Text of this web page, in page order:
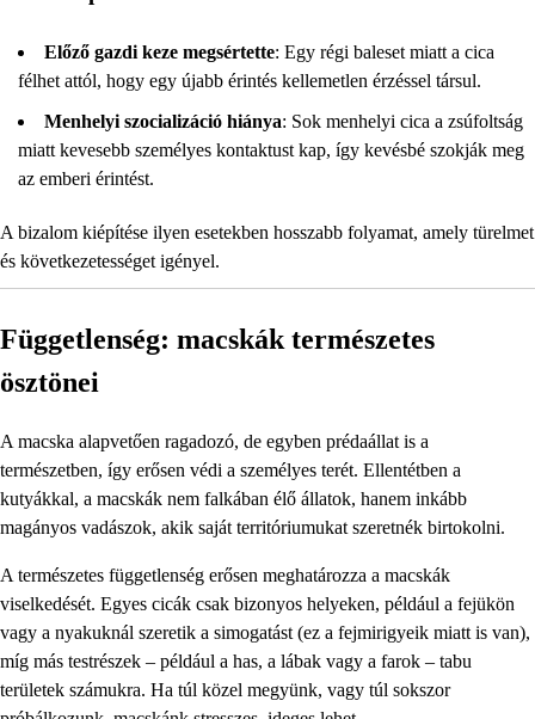
Előző gazdi keze megsértette: Egy régi baleset miatt a cica
félhet attól, hogy egy újabb érintés kellemetlen érzéssel társul.
Menhelyi szocializáció hiánya: Sok menhelyi cica a zsúfoltság
miatt kevesebb személyes kontaktust kap, így kevésbé szokják meg
az emberi érintést.
A bizalom kiépítése ilyen esetekben hosszabb folyamat, amely türelmet
és következetességet igényel.
Függetlenség: macskák természetes
ösztönei
A macska alapvetően ragadozó, de egyben prédaállat is a
természetben, így erősen védi a személyes terét. Ellentétben a
kutyákkal, a macskák nem falkában élő állatok, hanem inkább
magányos vadászok, akik saját territóriumukat szeretnék birtokolni.
A természetes függetlenség erősen meghatározza a macskák
viselkedését. Egyes cicák csak bizonyos helyeken, például a fejükön
vagy a nyakuknál szeretik a simogatást (ez a fejmirigyeik miatt is van),
míg más testrészek – például a has, a lábak vagy a farok – tabu
területek számukra. Ha túl közel megyünk, vagy túl sokszor